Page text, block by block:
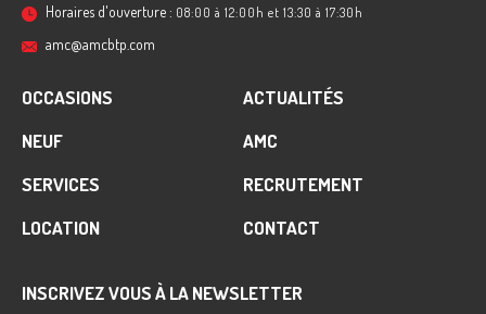
Horaires d'ouverture : 08:00 à 12:00h et 13:30 à 17:30h
amc@amcbtp.com
OCCASIONS
NEUF
SERVICES
LOCATION
ACTUALITÉS
AMC
RECRUTEMENT
CONTACT
INSCRIVEZ VOUS À LA NEWSLETTER